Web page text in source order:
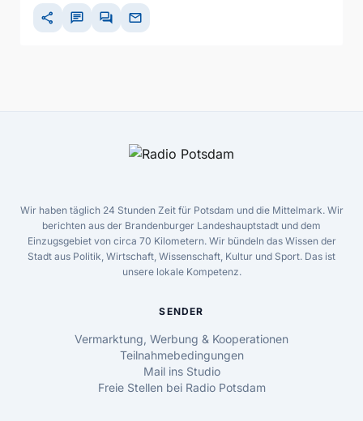
share chat forum mail
Wir haben täglich 24 Stunden Zeit für Potsdam und die Mittelmark. Wir
berichten aus der Brandenburger Landeshauptstadt und dem
Einzugsgebiet von circa 70 Kilometern. Wir bündeln das Wissen der
Stadt aus Politik, Wirtschaft, Wissenschaft, Kultur und Sport. Das ist
unsere lokale Kompetenz.
SENDER
Vermarktung, Werbung & Kooperationen
Teilnahmebedingungen
Mail ins Studio
Freie Stellen bei Radio Potsdam